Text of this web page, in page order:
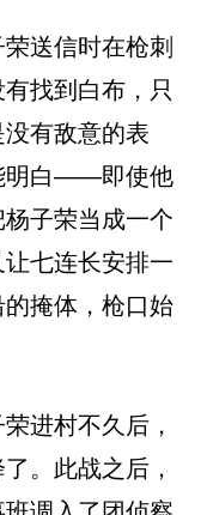
送信时在枪刺
找到白布，只
有敌意的表
明白——即使他
子荣当成一个
七连长安排一
掩体，枪口始
进村不久后，
。此战之后，